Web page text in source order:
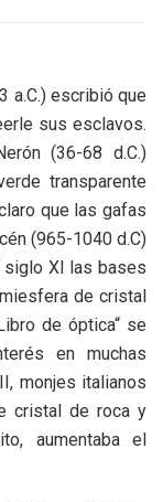
a.C.) escribió que
sus esclavos.
(36-68 d.C.)
transparente
que las gafas
(965-1040 d.C)
siglo XI las bases
de cristal
de óptica“ se
en muchas
monjes italianos
cristal de roca y
aumentaba el